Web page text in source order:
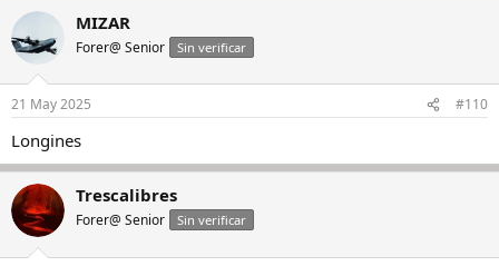
MIZAR
Forer@ Senior Sin verificar
21 May 2025 #110
Longines
Trescalibres
Forer@ Senior Sin verificar